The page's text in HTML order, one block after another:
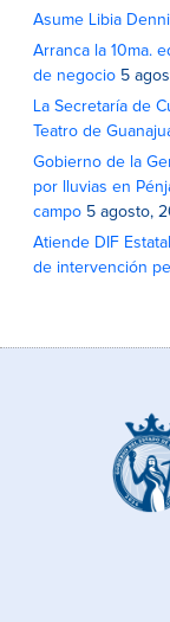
Asume Libia
Arranca la 10ma.
de negocio 5
La Secretaría de
Teatro de
Gobierno de la
por lluvias en
campo 5 agosto,
Atiende DIF
de intervención